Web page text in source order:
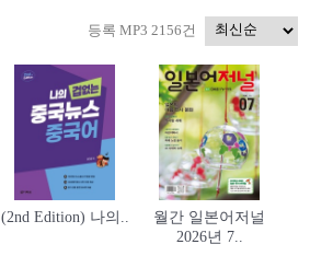
등록 MP3 2156건
(2nd Edition) 나의..
월간 일본어저널
2026년 7..